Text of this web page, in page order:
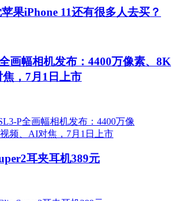
果iPhone 11还有很多人去买？
画幅相机发布：4400万像素、8K
，7月1日上市
耳夹耳机389元